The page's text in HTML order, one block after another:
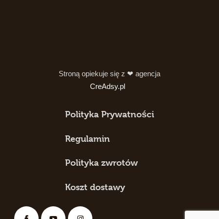
Stroną opiekuje się z ❤ agencja
CreAdsy.pl
Polityka Prywatności
Regulamin
Polityka zwrotów
Koszt dostawy